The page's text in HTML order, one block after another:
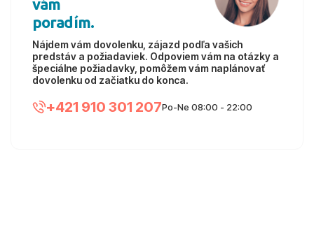
vám
poradím.
Nájdem vám dovolenku, zájazd podľa vašich
predstáv a požiadaviek. Odpoviem vám na otázky a
špeciálne požiadavky, pomôžem vám naplánovať
dovolenku od začiatku do konca.
+421 910 301 207Po-Ne 08:00 - 22:00